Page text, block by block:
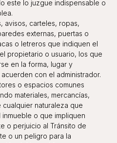
este lo juzgue indispensable o
avisos, carteles, ropas,
externas, puertas o
o letreros que indiquen el
propietario o usuario, los que
en la forma, lugar y
con el administrador.
o espacios comunes
materiales, mercancías,
naturaleza que
o que impliquen
o perjuicio al Tránsito de
o un peligro para la